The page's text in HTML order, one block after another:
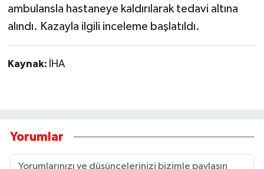
ambulansla hastaneye kaldırılarak tedavi altına
alındı. Kazayla ilgili inceleme başlatıldı.
Kaynak: İHA
Yorumlar
Künye